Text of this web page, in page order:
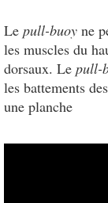
Le pull-buoy ne
les muscles du
dorsaux. Le pull-
les battements
une planche